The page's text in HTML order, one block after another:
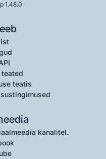
1.48.0
teatis
kanalitel.